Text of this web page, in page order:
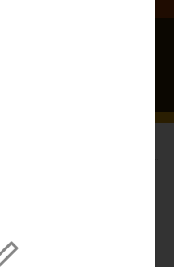
по охране и защите лесов
лесов включают в себя:
формирований,
снаряжения и